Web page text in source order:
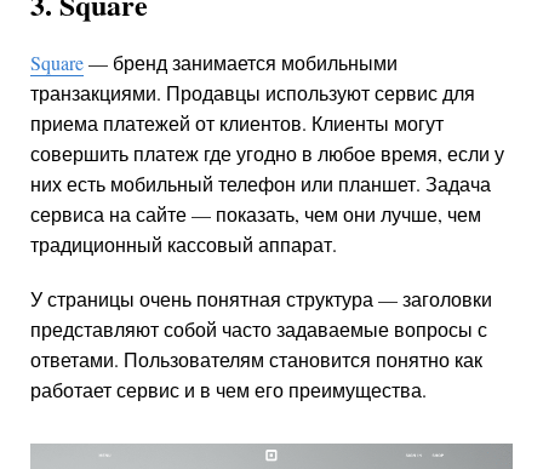
Square— бренд занимается мобильными
транзакциями. Продавцы используют сервис для
приема платежей от клиентов. Клиенты могут
совершить платеж где угодно в любое время, если у
них есть мобильный телефон или планшет. Задача
сервиса на сайте — показать, чем они лучше, чем
традиционный кассовый аппарат.
У страницы очень понятная структура — заголовки
представляют собой часто задаваемые вопросы с
ответами. Пользователям становится понятно как
работает сервис и в чем его преимущества.